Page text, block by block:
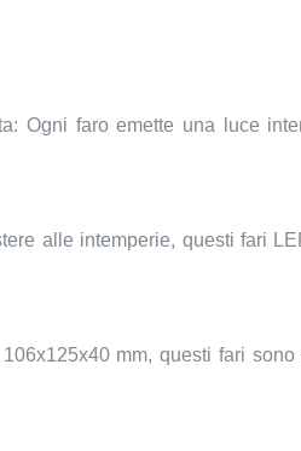
Ogni faro emette una luce
alle intemperie, questi fari
mm, questi fari